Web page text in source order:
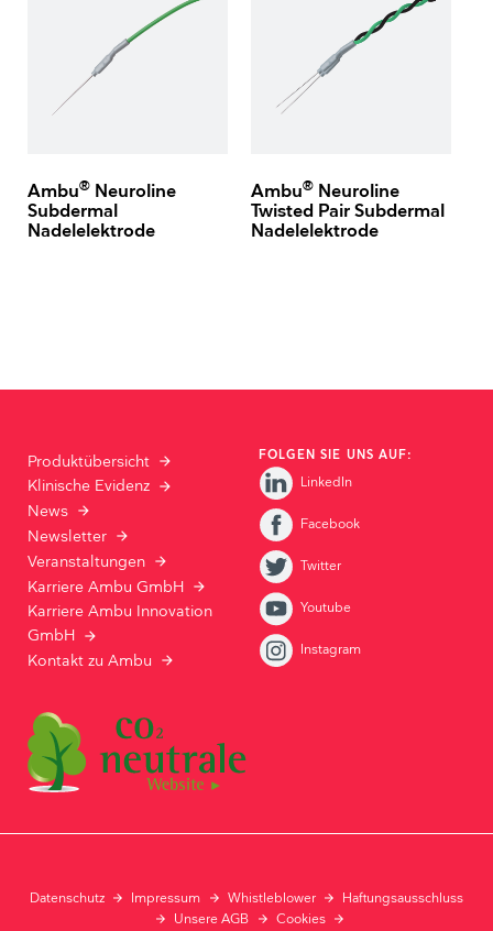
Ambu®Neuroline
Subdermal
Nadelelektrode
Ambu®Neuroline
Twisted Pair Subdermal
Nadelelektrode
Produktübersicht
Klinische Evidenz
News
Newsletter
Veranstaltungen
Karriere Ambu GmbH
Karriere Ambu Innovation
GmbH
Kontakt zu Ambu
FOLGEN SIE UNS AUF:
LinkedIn
Facebook
Twitter
Youtube
Instagram
Datenschutz Impressum Whistleblower
Haftungsausschluss
Unsere AGB
Cookies